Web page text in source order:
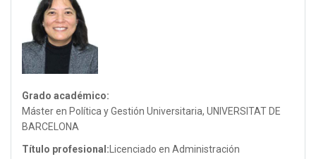
Grado académico:
Máster en Política y Gestión Universitaria, UNIVERSITAT DE
BARCELONA
Título profesional: Licenciado en Administración